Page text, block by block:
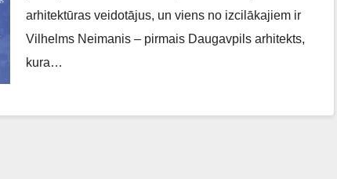
arhitektūras veidotājus, un viens no izcilākajiem ir
Vilhelms Neimanis – pirmais Daugavpils arhitekts,
kura…